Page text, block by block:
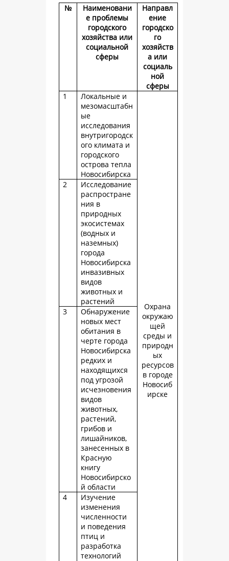
№
Наименовани
е проблемы
городского
хозяйства или
социальной
сферы
Направл
ение
городско
го
хозяйств
а или
социаль
ной
сферы
1
Локальные и
мезомасштабн
ые
исследования
внутригородск
ого климата и
городского
острова тепла
Новосибирска
Охрана
окружаю
щей
среды и
природн
ых
ресурсов
в городе
Новосиб
ирске
2
Исследование
распростране
ния в
природных
экосистемах
(водных и
наземных)
города
Новосибирска
инвазивных
видов
животных и
растений
3
Обнаружение
новых мест
обитания в
черте города
Новосибирска
редких и
находящихся
под угрозой
исчезновения
видов
животных,
растений,
грибов и
лишайников,
занесенных в
Красную
книгу
Новосибирско
й области
4
Изучение
изменения
численности
и поведения
птиц и
разработка
технологий